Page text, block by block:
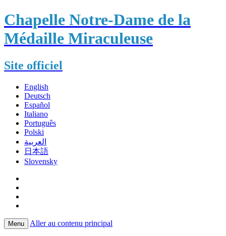
Chapelle Notre-Dame de la
Médaille Miraculeuse
Site officiel
English
Deutsch
Español
Italiano
Português
Polski
العربية
日本語
Slovensky
Menu Aller au contenu principal